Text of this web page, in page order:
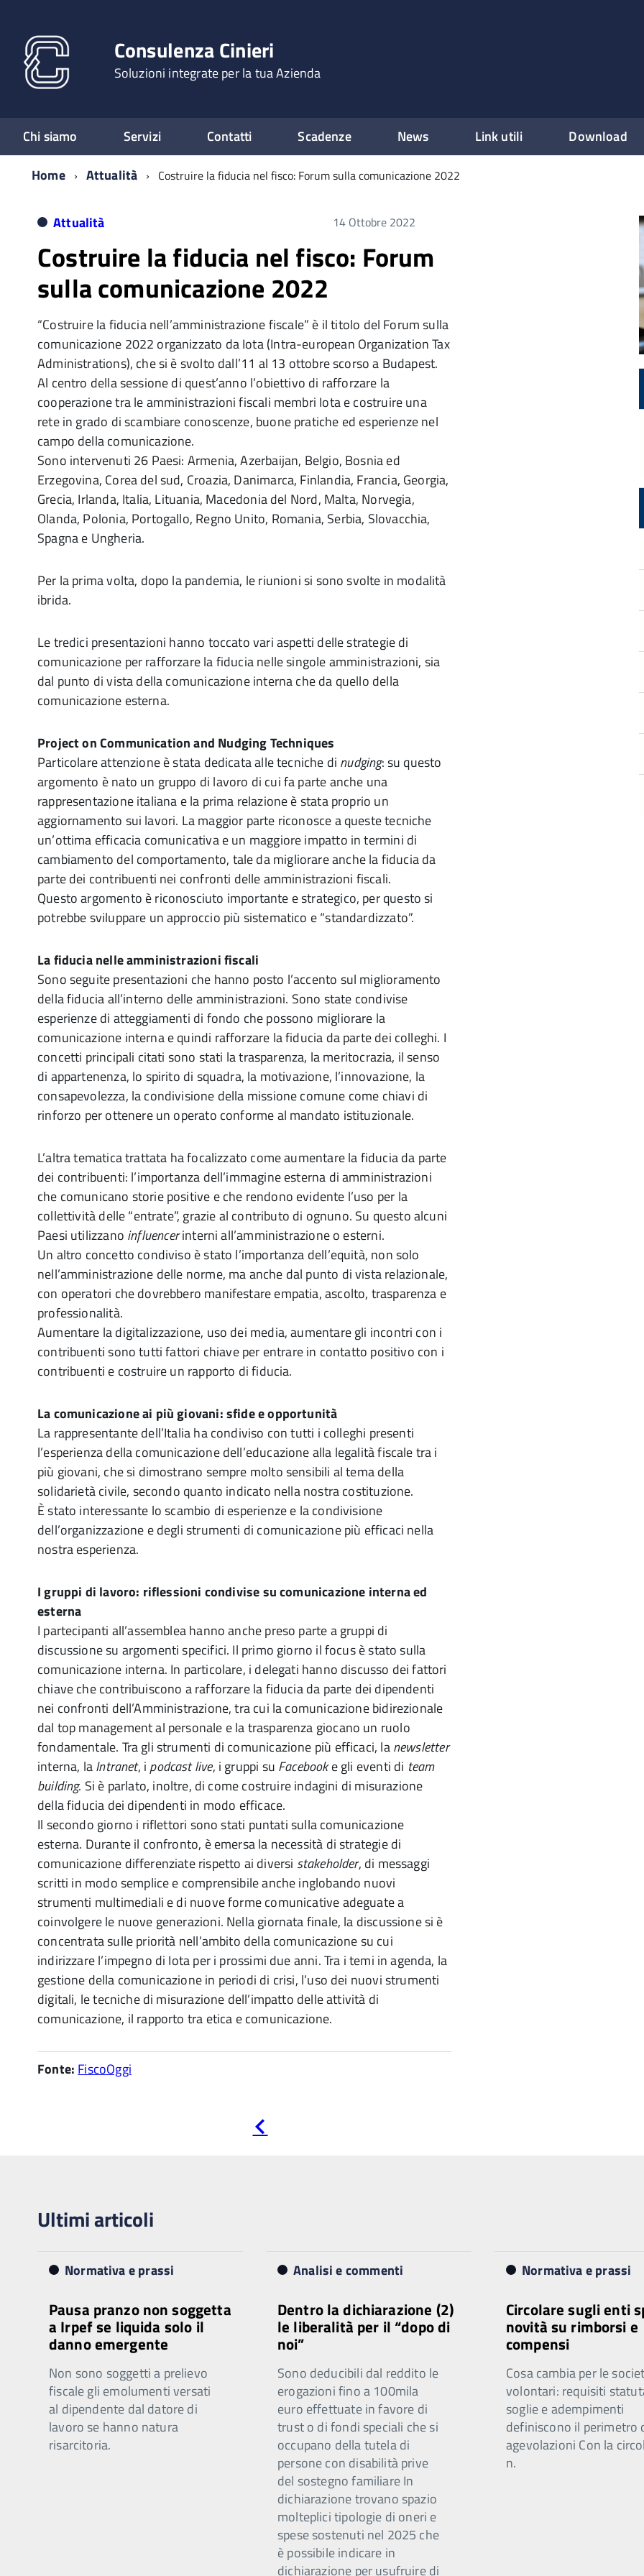
Consulenza Cinieri
Soluzioni integrate per la tua Azienda
Chi siamo Servizi Contatti Scadenze News Link utili Download
Home
Attualità Costruire la fiducia nel fisco: Forum sulla comunicazione 2022
Attualità 14 Ottobre 2022
Costruire la fiducia nel fisco: Forum
sulla comunicazione 2022
“Costruire la fiducia nell’amministrazione fiscale” è il titolo del Forum sulla
comunicazione 2022 organizzato da Iota (Intra-european Organization Tax
Administrations), che si è svolto dall’11 al 13 ottobre scorso a Budapest.
Al centro della sessione di quest’anno l’obiettivo di rafforzare la
cooperazione tra le amministrazioni fiscali membri Iota e costruire una
rete in grado di scambiare conoscenze, buone pratiche ed esperienze nel
campo della comunicazione.
Sono intervenuti 26 Paesi: Armenia, Azerbaijan, Belgio, Bosnia ed
Erzegovina, Corea del sud, Croazia, Danimarca, Finlandia, Francia, Georgia,
Grecia, Irlanda, Italia, Lituania, Macedonia del Nord, Malta, Norvegia,
Olanda, Polonia, Portogallo, Regno Unito, Romania, Serbia, Slovacchia,
Spagna e Ungheria.
Per la prima volta, dopo la pandemia, le riunioni si sono svolte in modalità
ibrida.
Le tredici presentazioni hanno toccato vari aspetti delle strategie di
comunicazione per rafforzare la fiducia nelle singole amministrazioni, sia
dal punto di vista della comunicazione interna che da quello della
comunicazione esterna.
Project on Communication and Nudging Techniques
Particolare attenzione è stata dedicata alle tecniche di nudging: su questo
argomento è nato un gruppo di lavoro di cui fa parte anche una
rappresentazione italiana e la prima relazione è stata proprio un
aggiornamento sui lavori. La maggior parte riconosce a queste tecniche
un’ottima efficacia comunicativa e un maggiore impatto in termini di
cambiamento del comportamento, tale da migliorare anche la fiducia da
parte dei contribuenti nei confronti delle amministrazioni fiscali.
Questo argomento è riconosciuto importante e strategico, per questo si
potrebbe sviluppare un approccio più sistematico e “standardizzato”.
La fiducia nelle amministrazioni fiscali
Sono seguite presentazioni che hanno posto l’accento sul miglioramento
della fiducia all’interno delle amministrazioni. Sono state condivise
esperienze di atteggiamenti di fondo che possono migliorare la
comunicazione interna e quindi rafforzare la fiducia da parte dei colleghi. I
concetti principali citati sono stati la trasparenza, la meritocrazia, il senso
di appartenenza, lo spirito di squadra, la motivazione, l’innovazione, la
consapevolezza, la condivisione della missione comune come chiavi di
rinforzo per ottenere un operato conforme al mandato istituzionale.
L’altra tematica trattata ha focalizzato come aumentare la fiducia da parte
dei contribuenti: l’importanza dell’immagine esterna di amministrazioni
che comunicano storie positive e che rendono evidente l’uso per la
collettività delle “entrate”, grazie al contributo di ognuno. Su questo alcuni
Paesi utilizzano influencerinterni all’amministrazione o esterni.
Un altro concetto condiviso è stato l’importanza dell’equità, non solo
nell’amministrazione delle norme, ma anche dal punto di vista relazionale,
con operatori che dovrebbero manifestare empatia, ascolto, trasparenza e
professionalità.
Aumentare la digitalizzazione, uso dei media, aumentare gli incontri con i
contribuenti sono tutti fattori chiave per entrare in contatto positivo con i
contribuenti e costruire un rapporto di fiducia.
La comunicazione ai più giovani: sfide e opportunità
La rappresentante dell’Italia ha condiviso con tutti i colleghi presenti
l’esperienza della comunicazione dell’educazione alla legalità fiscale tra i
più giovani, che si dimostrano sempre molto sensibili al tema della
solidarietà civile, secondo quanto indicato nella nostra costituzione.
È stato interessante lo scambio di esperienze e la condivisione
dell’organizzazione e degli strumenti di comunicazione più efficaci nella
nostra esperienza.
I gruppi di lavoro: riflessioni condivise su comunicazione interna ed
esterna
I partecipanti all’assemblea hanno anche preso parte a gruppi di
discussione su argomenti specifici. Il primo giorno il focus è stato sulla
comunicazione interna. In particolare, i delegati hanno discusso dei fattori
chiave che contribuiscono a rafforzare la fiducia da parte dei dipendenti
nei confronti dell’Amministrazione, tra cui la comunicazione bidirezionale
dal top management al personale e la trasparenza giocano un ruolo
fondamentale. Tra gli strumenti di comunicazione più efficaci, lanewsletter
interna, laIntranet, i podcastlive, i gruppi su Facebooke gli eventi di team
building. Si è parlato, inoltre, di come costruire indagini di misurazione
della fiducia dei dipendenti in modo efficace.
Il secondo giorno i riflettori sono stati puntati sulla comunicazione
esterna. Durante il confronto, è emersa la necessità di strategie di
comunicazione differenziate rispetto ai diversi stakeholder, di messaggi
scritti in modo semplice e comprensibile anche inglobando nuovi
strumenti multimediali e di nuove forme comunicative adeguate a
coinvolgere le nuove generazioni. Nella giornata finale, la discussione si è
concentrata sulle priorità nell’ambito della comunicazione su cui
indirizzare l’impegno di Iota per i prossimi due anni. Tra i temi in agenda, la
gestione della comunicazione in periodi di crisi, l’uso dei nuovi strumenti
digitali, le tecniche di misurazione dell’impatto delle attività di
comunicazione, il rapporto tra etica e comunicazione.
Fonte: FiscoOggi
precedente
Ultimi articoli
Normativa e prassi
Pausa pranzo non soggetta
a Irpef se liquida solo il
danno emergente
Non sono soggetti a prelievo
fiscale gli emolumenti versati
al dipendente dal datore di
lavoro se hanno natura
risarcitoria.
Analisi e commenti
Dentro la dichiarazione (2)
le liberalità per il “dopo di
noi”
Sono deducibili dal reddito le
erogazioni fino a 100mila
euro effettuate in favore di
trust o di fondi speciali che si
occupano della tutela di
persone con disabilità prive
del sostegno familiare In
dichiarazione trovano spazio
molteplici tipologie di oneri e
spese sostenuti nel 2025 che
è possibile indicare in
dichiarazione per usufruire di
Normativa e prassi
Circolare sugli enti
novità su rimborsi e
compensi
Cosa cambia per le
volontari: requisiti
soglie e adempimenti
definiscono il perimetro
agevolazioni Con la
n.